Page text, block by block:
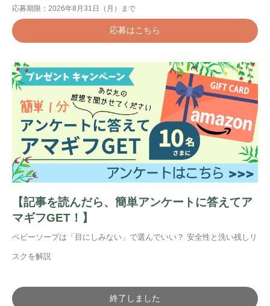
応募期限：2026年8月31日（月）まで
応募はこちら
【記事を読んだら、簡単アンケートに答えてア
マギフGET！】
ベビーソープは「目にしみない」で選んでいい？ 安全性と洗い残しリ
スクを解説
終了しました
検索
#プレゼント #教育 #0歳
#母乳
#出産準備
#習いごと
#発達
#離乳食
プレゼント&
妊娠&出産 子育て
学び 暮らし